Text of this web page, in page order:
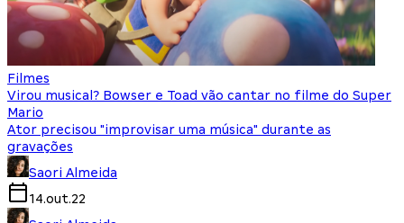
Filmes
Virou musical? Bowser e Toad vão cantar no filme do Super
Mario
Ator precisou "improvisar uma música" durante as
gravações
Saori Almeida
14.out.22